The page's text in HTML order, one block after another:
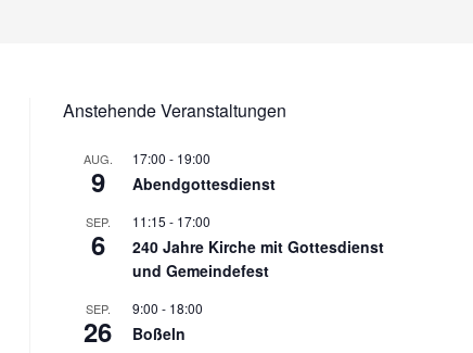
Anstehende Veranstaltungen
AUG.
9
17:00 - 19:00
Abendgottesdienst
SEP.
6
11:15 - 17:00
240 Jahre Kirche mit Gottesdienst
und Gemeindefest
SEP.
26
9:00 - 18:00
Boßeln